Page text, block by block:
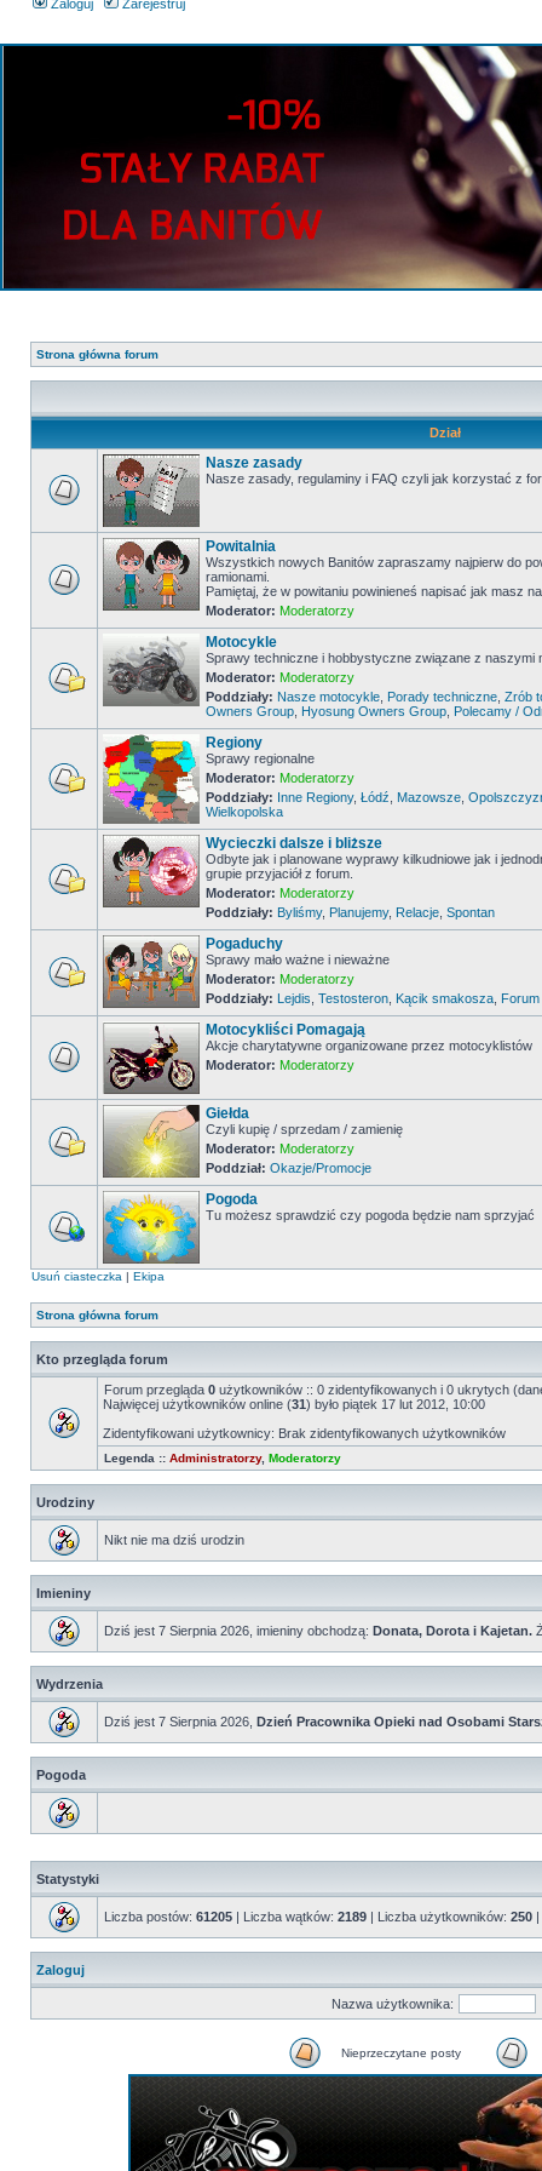
Zaloguj Zarejestruj
Strona główna forum
Dział
Nasze zasady
Nasze zasady, regulaminy i FAQ czyli jak korzystać z
Powitalnia
Wszystkich nowych Banitów zapraszamy najpierw do
ramionami.
Pamiętaj, że w powitaniu powinieneś napisać jak masz
Moderator: Moderatorzy
Motocykle
Sprawy techniczne i hobbystyczne związane z naszymi
Moderator: Moderatorzy
Poddziały: Nasze motocykle Porady techniczne Zrób
Owners Group Hyosung Owners Group Polecamy /
Regiony
Sprawy regionalne
Moderator: Moderatorzy
Poddziały: Inne Regiony, Łódź Mazowsze
Wielkopolska
Wycieczki dalsze i bliższe
Odbyte jak i planowane wyprawy kilkudniowe jak i
grupie przyjaciół z forum.
Moderator: Moderatorzy
Poddziały: Byliśmy, Planujemy, Relacje Spontan
Pogaduchy
Sprawy mało ważne i nieważne
Moderator: Moderatorzy
Poddziały: Lejdis Testosteron Kącik smakosza
Motocykliści Pomagają
Akcje charytatywne organizowane przez motocyklistów
Moderator: Moderatorzy
Giełda
Czyli kupię / sprzedam / zamienię
Moderator: Moderatorzy
Poddział: Okazje/Promocje
Pogoda
Tu możesz sprawdzić czy pogoda będzie nam sprzyjać
Usuń ciasteczka | Ekipa
Strona główna forum
Kto przegląda forum
Forum przegląda 0 użytkowników :: 0 zidentyfikowanych i 0 ukrytych
Najwięcej użytkowników online (31) było piątek 17 lut 2012, 10:00
Zidentyfikowani użytkownicy: Brak zidentyfikowanych użytkowników
Legenda :: Administratorzy, Moderatorzy
Urodziny
Nikt nie ma dziś urodzin
Imieniny
Dziś jest 7 Sierpnia 2026, imieniny obchodzą: Donata, Dorota i Kajetan.
Wydrzenia
Dziś jest 7 Sierpnia 2026, Dzień Pracownika Opieki nad Osobami
Pogoda
Statystyki
Liczba postów: 61205 | Liczba wątków: 2189 | Liczba użytkowników: 250
Zaloguj
Nazwa użytkownika:
Nieprzeczytane posty